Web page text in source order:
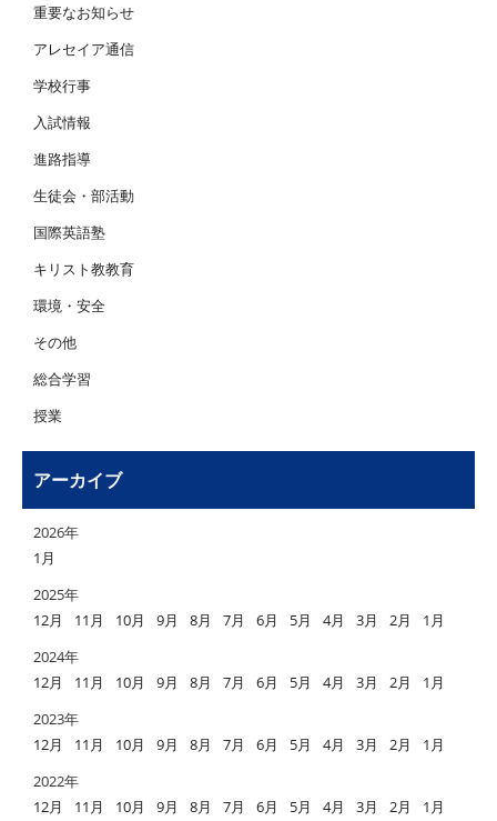
重要なお知らせ
アレセイア通信
学校行事
入試情報
進路指導
生徒会・部活動
国際英語塾
キリスト教教育
環境・安全
その他
総合学習
授業
アーカイブ
2026年
1月
2025年
12月
11月 10月 9月 8月 7月 6月 5月 4月 3月 2月
1月
2024年
12月
11月 10月 9月 8月 7月 6月 5月 4月 3月 2月
1月
2023年
12月
11月 10月 9月 8月 7月 6月 5月 4月 3月 2月
1月
2022年
12月
11月 10月 9月 8月 7月 6月 5月 4月 3月 2月
1月